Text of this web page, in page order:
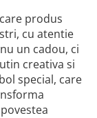
produs
cu atentie
un cadou, ci
creativa si
special, care